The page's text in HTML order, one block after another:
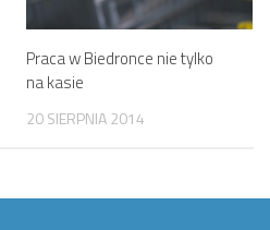
Praca w Biedronce nie tylko
na kasie
20 SIERPNIA 2014